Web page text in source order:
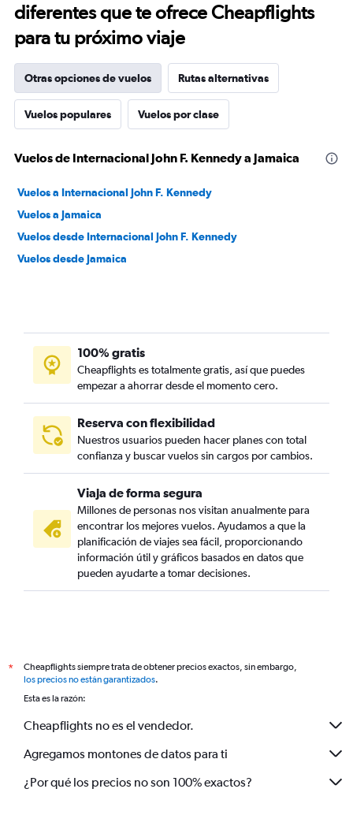
diferentes que te ofrece Cheapflights
para tu próximo viaje
Otras opciones de vuelos Rutas alternativas
Vuelos populares Vuelos por clase
Vuelos de Internacional John F. Kennedy a Jamaica
Vuelos a Internacional John F. Kennedy
Vuelos a Jamaica
Vuelos desde Internacional John F. Kennedy
Vuelos desde Jamaica
100% gratis
Cheapflights es totalmente gratis, así que puedes
empezar a ahorrar desde el momento cero.
Reserva con flexibilidad
Nuestros usuarios pueden hacer planes con total
confianza y buscar vuelos sin cargos por cambios.
Viaja de forma segura
Millones de personas nos visitan anualmente para
encontrar los mejores vuelos. Ayudamos a que la
planificación de viajes sea fácil, proporcionando
información útil y gráficos basados en datos que
pueden ayudarte a tomar decisiones.
*
Cheapflights siempre trata de obtener precios exactos, sin embargo,
los precios no están garantizados.
Esta es la razón:
Cheapflights no es el vendedor.
Agregamos montones de datos para ti
¿Por qué los precios no son 100% exactos?